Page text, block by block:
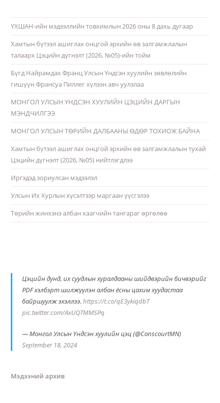
ҮХШАН-ийн мэдээллийн товхимлын 2026 оны 8 дахь дугаар
Хамтын бүтээл ашиглах онцгой эрхийн өв залгамжлалын
талаарх Цэцийн дүгнэлт (2026, №05)-ийн тойм
Бүгд Найрамдах Франц Улсын Үндсэн хуулийн зөвлөлийн
гишүүн Франсуа Пиллег хүлээн авч уулзлаа
МОНГОЛ УЛСЫН ҮНДСЭН ХУУЛИЙН ЦЭЦИЙН ДАРГЫН
МЭНДЧИЛГЭЭ
МОНГОЛ УЛСЫН ТӨРИЙН ДАЛБААНЫ ӨДӨР ТОХИОЖ БАЙНА
Хамтын бүтээл ашиглах онцгой эрхийн өв залгамжлалын тухай
Цэцийн дүгнэлт (2026, №05) нийтлэгдлээ
Иргэдэд зориулсан мэдээлэл
Улсын Их Хурлын хүсэлтээр маргаан үүсгэлээ
Төрийн жинхэнэ албан хаагчийн тангараг өргөлөө
Цэцийн дунд, их суудлын хуралдааны шийдвэрийн бичвэрийг
PDF хэлбэрт шилжүүлэн албан ёсны цахим хуудастаа
байршуулж эхэллээ.https://t.co/qE3ykiqdbT
pic.twitter.com/AxUQTMMSPq
— Монгол Улсын Үндсэн хуулийн цэц (@ConscourtMN)
September 18, 2024
Мэдээний архив